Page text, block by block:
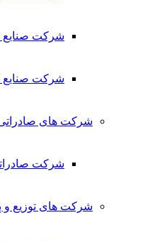
شرکت صنایع
شرکت صنایع
شرکت های
شرکت
شرکت های توزیع